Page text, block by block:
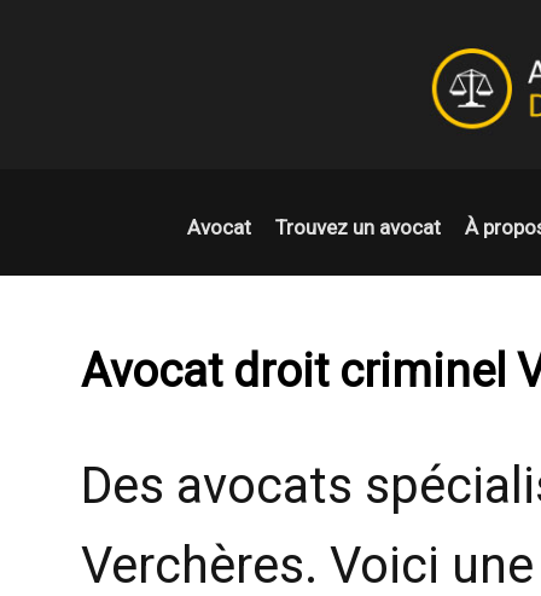
Avocat Trouvez un avocat À
Avocat droit criminel
Des avocats
Verchères. Voici